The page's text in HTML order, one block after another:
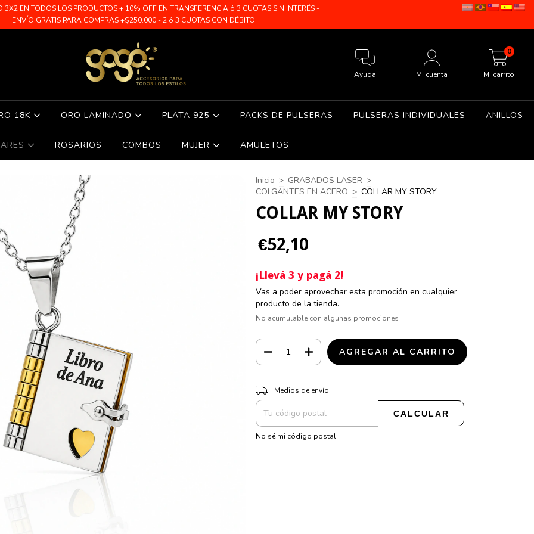
3X2 EN TODOS LOS PRODUCTOS + 10% OFF EN TRANSFERENCIA ó 3 CUOTAS SIN INTERÉS -
ENVÍO GRATIS PARA COMPRAS +$250.000 - 2 ó 3 CUOTAS CON DÉBITO
Ayuda Mi cuenta Mi carrito
0
18K ORO LAMINADO PLATA 925 PACKS DE PULSERAS PULSERAS INDIVIDUALES ANILLOS
ROSARIOS COMBOS MUJER AMULETOS
Inicio > GRABADOS LASER >
COLGANTES EN ACERO > COLLAR MY STORY
COLLAR MY STORY
€52,10
¡Llevá 3 y pagá 2!
Vas a poder aprovechar esta promoción en cualquier
producto de la tienda.
No acumulable con algunas promociones
Entregas para el CP:
Medios de envío
CALCULAR
No sé mi código postal